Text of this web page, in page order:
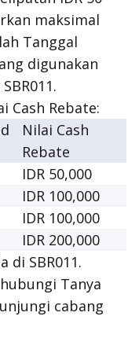
maksimal
Tanggal
digunakan
Cash Rebate:
Nilai Cash
Rebate
IDR 50,000
IDR 100,000
IDR 100,000
IDR 200,000
di SBR011.
Tanya
cabang